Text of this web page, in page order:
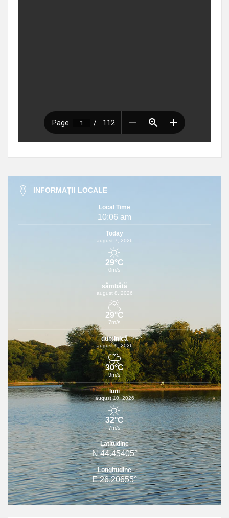
INFORMAȚII LOCALE
Local Time
10:06 am
Today
august 7, 2026
29°C
0m/s
sâmbătă
august 8, 2026
29°C
7m/s
duminică
august 9, 2026
30°C
9m/s
luni
august 10, 2026
32°C
7m/s
Latitudine
N 44.45405°
Longitudine
E 26.20655°